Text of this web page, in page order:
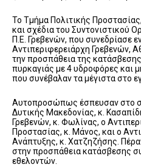
Το Τμήμα Πολιτικής
και σχέδια του Συντονιστικού
Π.Ε. Γρεβενών, που συνεδρίασε
Αντιπεριφερειάρχη Γρεβενών,
την προσπάθεια της
πυρκαγιάς με 4 υδροφόρες και
που συνέβαλαν τα μέγιστα στο
Αυτοπροσώπως έσπευσαν στο
Δυτικής Μακεδονίας, κ.
Γρεβενών, κ. Φωλίνας, ο
Προστασίας, κ. Μάνος, και ο
Ανάπτυξης, κ. Χατζηζήσης.
στην προσπάθεια κατάσβεσης
εθελοντών.